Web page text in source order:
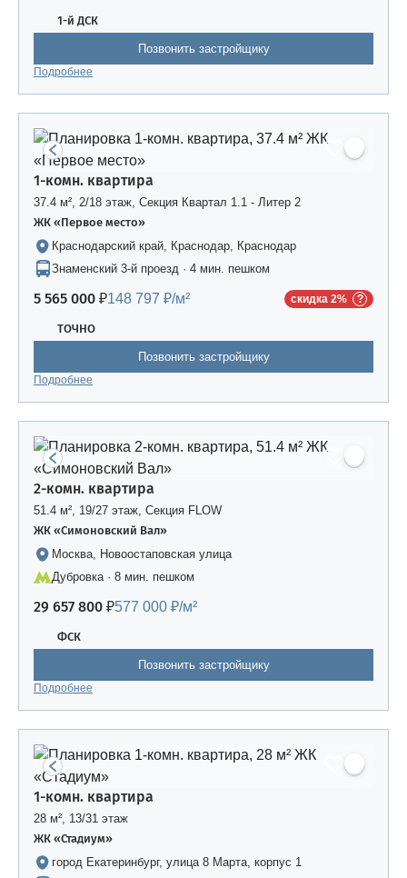
1-й ДСК
Позвонить застройщику
Подробнее
1-комн. квартира
37.4 м², 2/18 этаж, Секция Квартал 1.1 - Литер 2
ЖК «Первое место»
Краснодарский край, Краснодар, Краснодар
Знаменский 3-й проезд · 4 мин. пешком
5 565 000 ₽148 797 ₽/м² скидка 2%
ТОЧНО
Позвонить застройщику
Подробнее
2-комн. квартира
51.4 м², 19/27 этаж, Секция FLOW
ЖК «Симоновский Вал»
Москва, Новоостаповская улица
Дубровка · 8 мин. пешком
29 657 800 ₽577 000 ₽/м²
ФСК
Позвонить застройщику
Подробнее
1-комн. квартира
28 м², 13/31 этаж
ЖК «Стадиум»
город Екатеринбург, улица 8 Марта, корпус 1